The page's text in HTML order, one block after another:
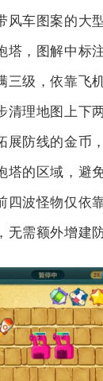
风车图案的大
塔，图解中标
三级，依靠飞
清理地图上下
展防线的金币
塔的区域，避
四波怪物仅依
无需额外增建